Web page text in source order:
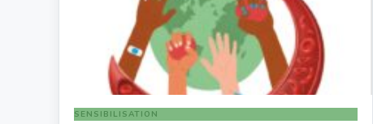
SENSIBILISATION